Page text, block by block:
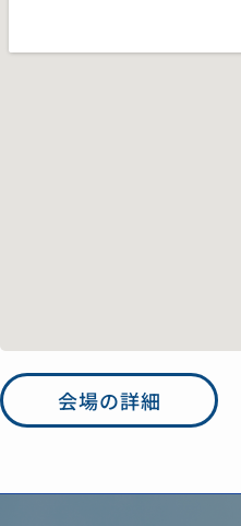
会場の詳細